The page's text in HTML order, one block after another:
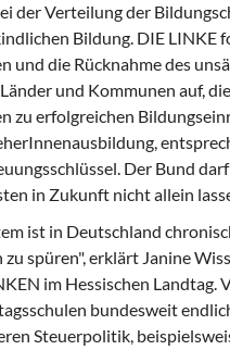
der Verteilung der
Bildung. DIE LINKE
und die Rücknahme des
und Kommunen auf,
zu erfolgreichen
Der Bund
in Zukunft nicht allein
ist in Deutschland
zu spüren", erklärt Janine
im Hessischen Landtag.
bundesweit
Steuerpolitik,